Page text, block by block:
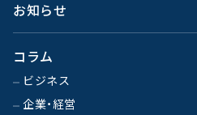
お知らせ
コラム
ビジネス
企業・経営